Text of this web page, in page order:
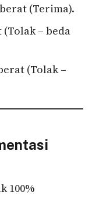
(Terima).
– beda
(Tolak –
100%